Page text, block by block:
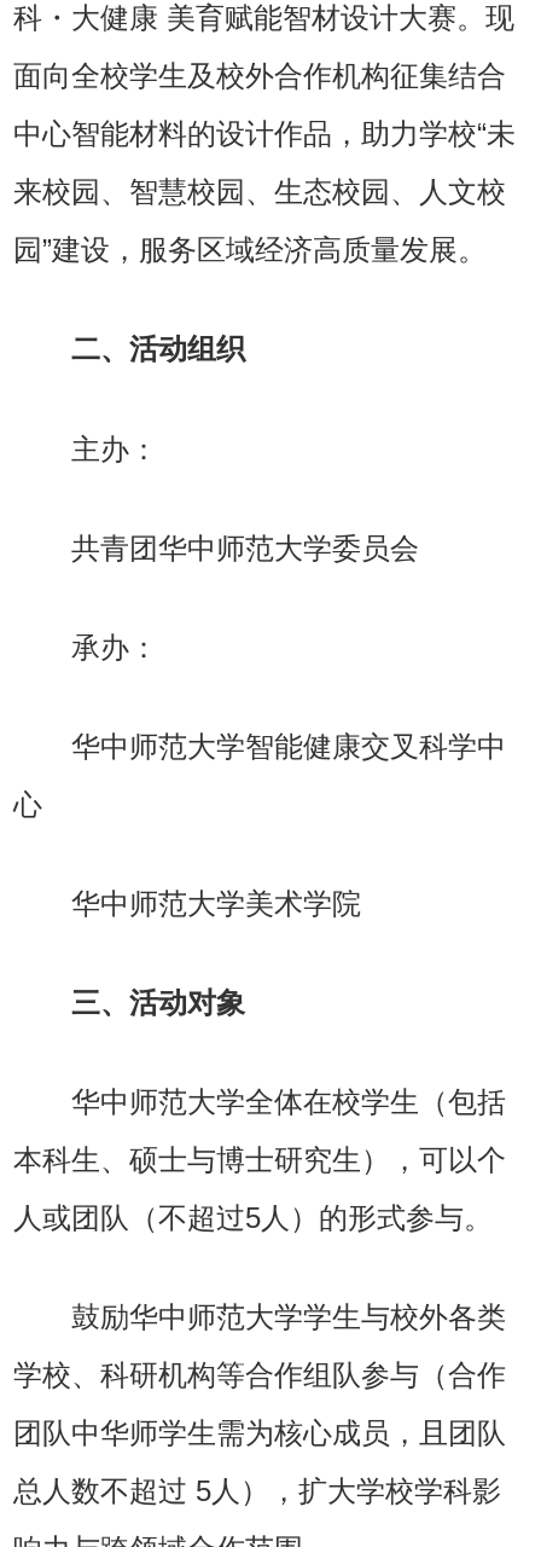
科・大健康 美育赋能智材设计大赛。现
面向全校学生及校外合作机构征集结合
中心智能材料的设计作品，助力学校“未
来校园、智慧校园、生态校园、人文校
园”建设，服务区域经济高质量发展。
二、活动组织
主办：
共青团华中师范大学委员会
承办：
华中师范大学智能健康交叉科学中
心
华中师范大学美术学院
三、活动对象
华中师范大学全体在校学生（包括
本科生、硕士与博士研究生），可以个
人或团队（不超过5人）的形式参与。
鼓励华中师范大学学生与校外各类
学校、科研机构等合作组队参与（合作
团队中华师学生需为核心成员，且团队
总人数不超过 5人），扩大学校学科影